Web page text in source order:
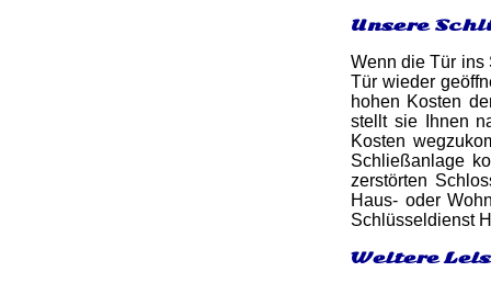
Unsere
Wenn die Tür ins
Tür wieder
hohen Kosten
stellt sie Ihnen
Kosten
Schließanlage
zerstörten
Haus- oder
Schlüsseldienst
Weitere